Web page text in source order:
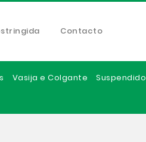
Contacto
Vasija e Colgante Suspendido